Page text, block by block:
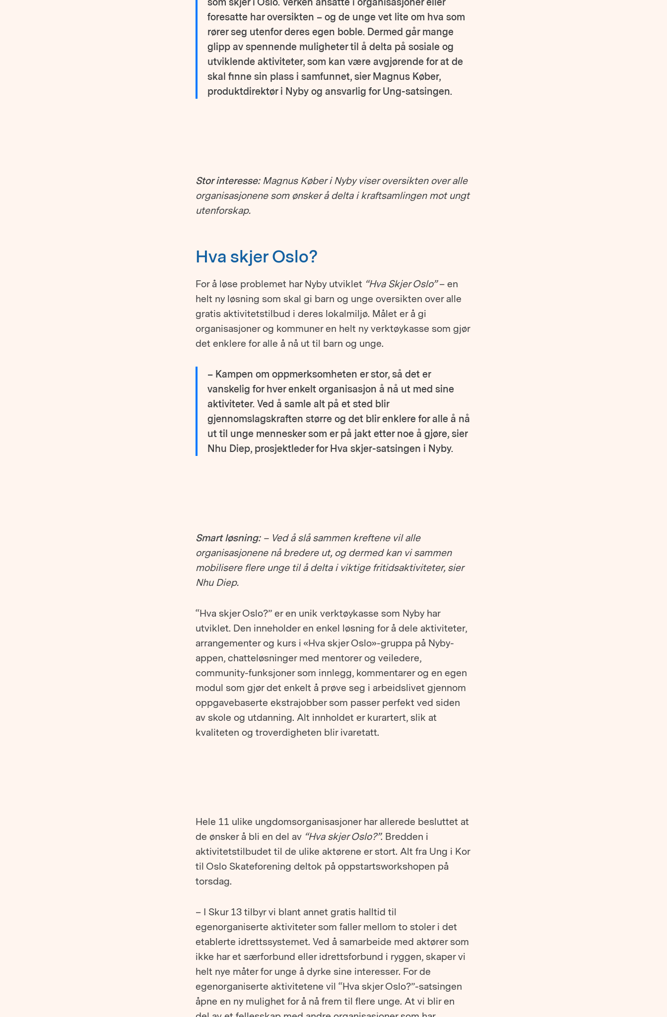
foresatte har oversikten – og de unge vet lite om hva som
rører seg utenfor deres egen boble. Dermed går mange
glipp av spennende muligheter til å delta på sosiale og
utviklende aktiviteter, som kan være avgjørende for at de
skal finne sin plass i samfunnet, sier Magnus Køber,
produktdirektør i Nyby og ansvarlig for Ung-satsingen.
Stor interesse:Magnus Køber i Nyby viser oversikten over alle
organisasjonene som ønsker å delta i kraftsamlingen mot ungt
utenforskap.
Hva skjer Oslo?
For å løse problemet har Nyby utviklet “Hva Skjer Oslo”– en
helt ny løsning som skal gi barn og unge oversikten over alle
gratis aktivitetstilbud i deres lokalmiljø. Målet er å gi
organisasjoner og kommuner en helt ny verktøykasse som gjør
det enklere for alle å nå ut til barn og unge.
– Kampen om oppmerksomheten er stor, så det er
vanskelig for hver enkelt organisasjon å nå ut med sine
aktiviteter. Ved å samle alt på et sted blir
gjennomslagskraften større og det blir enklere for alle å nå
ut til unge mennesker som er på jakt etter noe å gjøre, sier
Nhu Diep, prosjektleder for Hva skjer-satsingen i Nyby.
Smart løsning: – Ved å slå sammen kreftene vil alle
organisasjonene nå bredere ut, og dermed kan vi sammen
mobilisere flere unge til å delta i viktige fritidsaktiviteter, sier
Nhu Diep.
“Hva skjer Oslo?” er en unik verktøykasse som Nyby har
utviklet. Den inneholder en enkel løsning for å dele aktiviteter,
arrangementer og kurs i «Hva skjer Oslo»-gruppa på Nyby-
appen, chatteløsninger med mentorer og veiledere,
community-funksjoner som innlegg, kommentarer og en egen
modul som gjør det enkelt å prøve seg i arbeidslivet gjennom
oppgavebaserte ekstrajobber som passer perfekt ved siden
av skole og utdanning. Alt innholdet er kurartert, slik at
kvaliteten og troverdigheten blir ivaretatt.
Hele 11 ulike ungdomsorganisasjoner har allerede besluttet at
de ønsker å bli en del av “Hva skjer Oslo?”. Bredden i
aktivitetstilbudet til de ulike aktørene er stort. Alt fra Ung i Kor
til Oslo Skateforening deltok på oppstartsworkshopen på
torsdag.
– I Skur 13 tilbyr vi blant annet gratis halltid til
egenorganiserte aktiviteter som faller mellom to stoler i det
etablerte idrettssystemet. Ved å samarbeide med aktører som
ikke har et særforbund eller idrettsforbund i ryggen, skaper vi
helt nye måter for unge å dyrke sine interesser. For de
egenorganiserte aktivitetene vil “Hva skjer Oslo?”-satsingen
åpne en ny mulighet for å nå frem til flere unge. At vi blir en